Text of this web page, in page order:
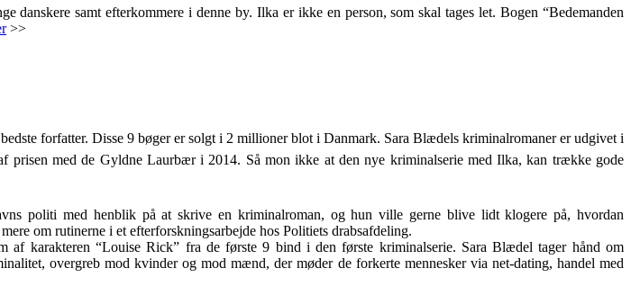
danskere samt efterkommere i denne by. Ilka er ikke en person, som skal tages let.Bogen “Bedemanden
>>
forfatter. Disse 9 bøger er solgt i 2 millioner blot i Danmark. Sara Blædels kriminalromaner er udgivet i
prisen med de Gyldne Laurbær i 2014. Så mon ikke at den nye kriminalserie med Ilka, kan trække gode
politi med henblik på at skrive en kriminalroman, og hun ville gerne blive lidt klogere på, hvordan
om rutinerne i et efterforskningsarbejde hos Politiets drabsafdeling.
af karakteren “Louise Rick” fra de første 9 bind i den første kriminalserie. Sara Blædel tager hånd om
overgreb mod kvinder og mod mænd, der møder de forkerte mennesker via net-dating, handel med